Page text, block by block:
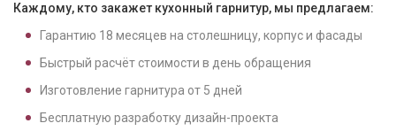
Каждому, кто закажет кухонный гарнитур, мы предлагаем:
Гарантию 18 месяцев на столешницу, корпус и фасады
Быстрый расчёт стоимости в день обращения
Изготовление гарнитура от 5 дней
Бесплатную разработку дизайн-проекта